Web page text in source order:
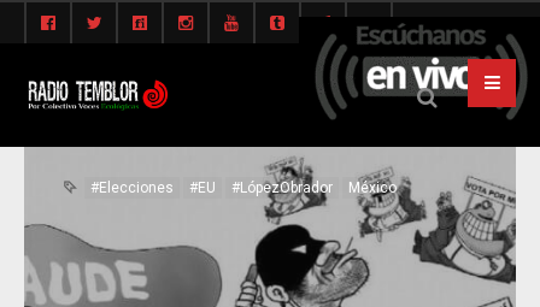
#Elecciones #EU #LópezObrador México